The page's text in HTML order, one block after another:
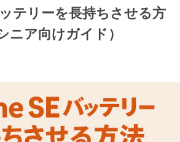
テリーを長持ちさせる方
ニア向けガイド）